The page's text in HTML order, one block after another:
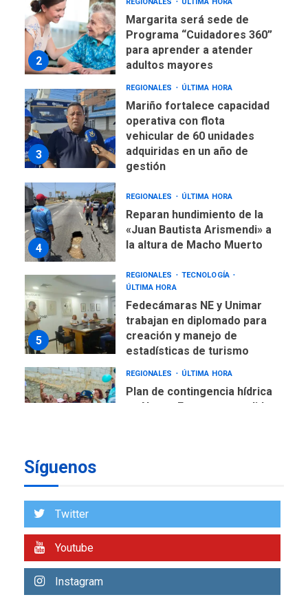
2
REGIONALES ÚLTIMA HORA
Margarita será sede de
Programa “Cuidadores 360”
para aprender a atender
adultos mayores
3
REGIONALES ÚLTIMA HORA
Mariño fortalece capacidad
operativa con flota
vehicular de 60 unidades
adquiridas en un año de
gestión
4
REGIONALES ÚLTIMA HORA
Reparan hundimiento de la
«Juan Bautista Arismendi» a
la altura de Macho Muerto
5
REGIONALES
TECNOLOGÍA
ÚLTIMA HORA
Fedecámaras NE y Unimar
trabajan en diplomado para
creación y manejo de
estadísticas de turismo
REGIONALES ÚLTIMA HORA
Plan de contingencia hídrica
en Nueva Esparta consolida
7
Síguenos
Twitter
Youtube
Instagram